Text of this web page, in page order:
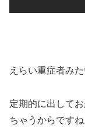
えらい重症者み
定期的に出して
ちゃうからですね